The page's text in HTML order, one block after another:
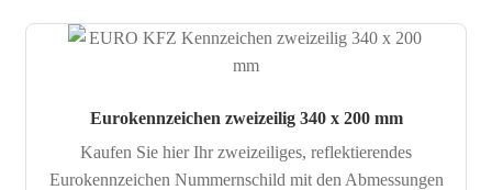
Eurokennzeichen zweizeilig 340 x 200 mm
Kaufen Sie hier Ihr zweizeiliges, reflektierendes
Eurokennzeichen Nummernschild mit den Abmessungen